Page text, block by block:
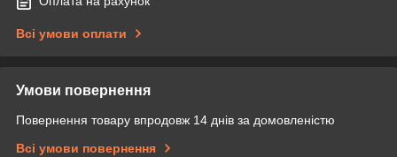
Всі умови оплати
Умови повернення
Повернення товару впродовж 14 днів за домовленістю
Всі умови повернення